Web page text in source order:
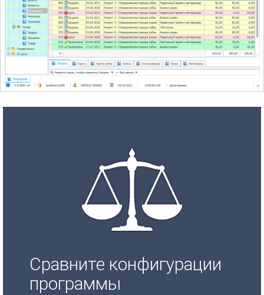
Сравните конфигурации
программы